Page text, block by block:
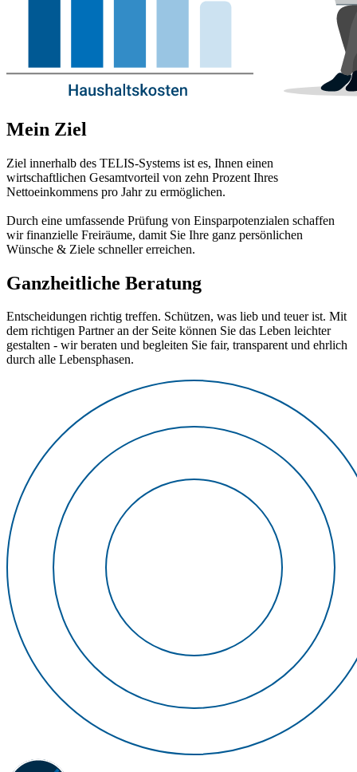
Mein Ziel
Ziel innerhalb des TELIS-Systems ist es, Ihnen einen
wirtschaftlichen Gesamtvorteil von zehn Prozent Ihres
Nettoeinkommens pro Jahr zu ermöglichen.
Durch eine umfassende Prüfung von Einsparpotenzialen schaffen
wir finanzielle Freiräume, damit Sie Ihre ganz persönlichen
Wünsche & Ziele schneller erreichen.
Ganzheitliche Beratung
Entscheidungen richtig treffen. Schützen, was lieb und teuer ist. Mit
dem richtigen Partner an der Seite können Sie das Leben leichter
gestalten - wir beraten und begleiten Sie fair, transparent und ehrlich
durch alle Lebensphasen.